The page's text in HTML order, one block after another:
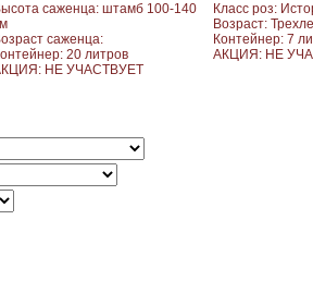
саженца: штамб 100-140
саженца:
20 литров
НЕ УЧАСТВУЕТ
Класс роз:
Возраст:
Контейнер: 7
АКЦИЯ: НЕ